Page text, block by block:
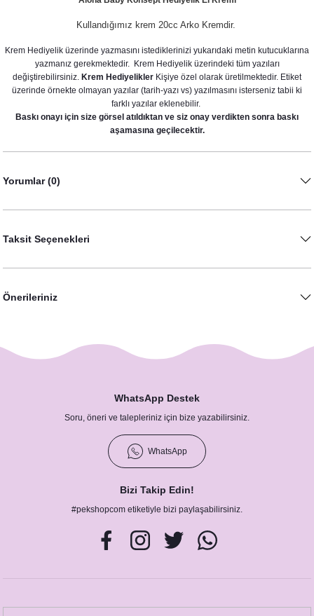
Flamingo Aloha Konsept Pipet Süsü
Flamingo Aloha Konsept Popcorn Kutusu
Flamingo Aloha Konsept Su Şişesi Etiketi
Flamingo Konsept Ahşap Puzzle Magnet
Kullandığımız krem 20cc Arko Kremdir.
Krem Hediyelik üzerinde yazmasını istediklerinizi yukarıdaki metin kutucuklarına
yazmanız gerekmektedir. Krem Hediyelik üzerindeki tüm yazıları
değiştirebilirsiniz. Krem Hediyelikler Kişiye özel olarak üretilmektedir. Etiket
üzerinde örnekte olmayan yazılar (tarih-yazı vs) yazılmasını isterseniz tabii ki
farklı yazılar eklenebilir.
Baskı onayı için size görsel atıldıktan ve siz onay verdikten sonra baskı
aşamasına geçilecektir.
Yorumlar (0)
Taksit Seçenekleri
Önerileriniz
WhatsApp Destek
Soru, öneri ve talepleriniz için bize yazabilirsiniz.
WhatsApp
Bizi Takip Edin!
#pekshopcom etiketiyle bizi paylaşabilirsiniz.